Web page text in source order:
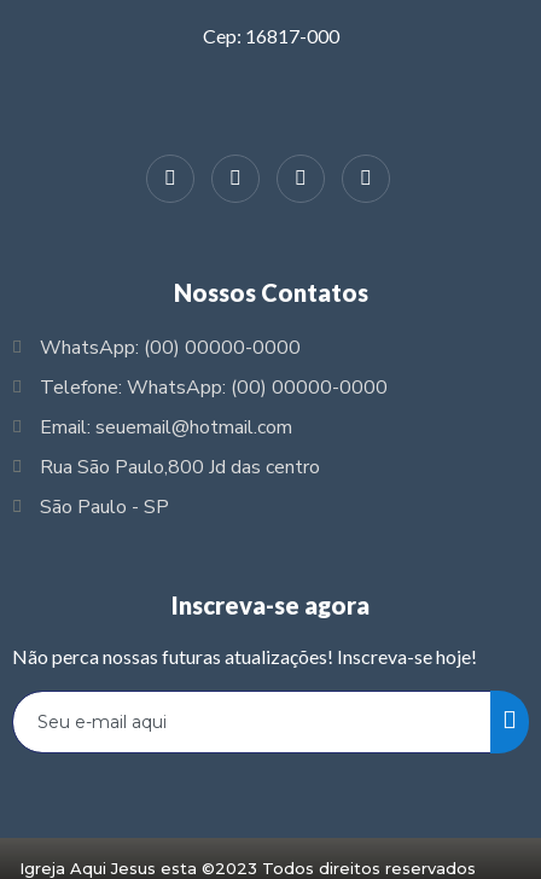
Cep: 16817-000
Nossos Contatos
WhatsApp: (00) 00000-0000
Telefone: WhatsApp: (00) 00000-0000
Email: seuemail@hotmail.com
Rua São Paulo,800 Jd das centro
São Paulo - SP
Inscreva-se agora
Não perca nossas futuras atualizações! Inscreva-se hoje!
Igreja Aqui Jesus esta ©2023 Todos direitos reservados